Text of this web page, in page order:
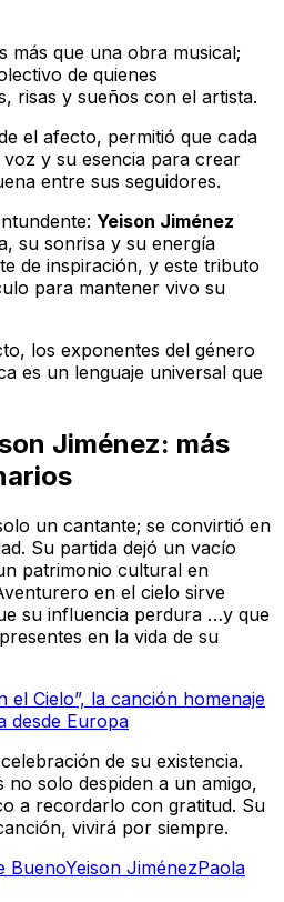
más que una obra musical;
de quienes
risas y sueños con el artista.
el afecto, permitió que cada
y su esencia para crear
entre sus seguidores.
Yeison Jiménez
su sonrisa y su energía
de inspiración, y este tributo
para mantener vivo su
los exponentes del género
es un lenguaje universal que
Jiménez: más
un cantante; se convirtió en
Su partida dejó un vacío
patrimonio cultural en
en el cielo sirve
su influencia perdura …y que
en la vida de su
el Cielo”, la canción homenaje
desde Europa
de su existencia.
no solo despiden a un amigo,
a recordarlo con gratitud. Su
vivirá por siempre.
BuenoYeison JiménezPaola